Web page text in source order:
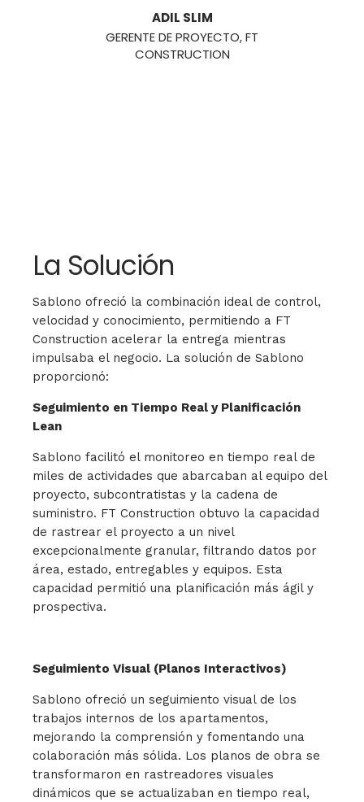
ADIL SLIM
GERENTE DE PROYECTO, FT
CONSTRUCTION
La Solución
Sablono ofreció la combinación ideal de control,
velocidad y conocimiento, permitiendo a FT
Construction acelerar la entrega mientras
impulsaba el negocio. La solución de Sablono
proporcionó:
Seguimiento en Tiempo Real y Planificación
Lean
Sablono facilitó el monitoreo en tiempo real de
miles de actividades que abarcaban al equipo del
proyecto, subcontratistas y la cadena de
suministro. FT Construction obtuvo la capacidad
de rastrear el proyecto a un nivel
excepcionalmente granular, filtrando datos por
área, estado, entregables y equipos. Esta
capacidad permitió una planificación más ágil y
prospectiva.
Seguimiento Visual (Planos Interactivos)
Sablono ofreció un seguimiento visual de los
trabajos internos de los apartamentos,
mejorando la comprensión y fomentando una
colaboración más sólida. Los planos de obra se
transformaron en rastreadores visuales
dinámicos que se actualizaban en tiempo real,